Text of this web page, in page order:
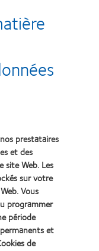
about
prestataires
et des
site Web. Les
sur votre
Vous
programmer
période
et
de